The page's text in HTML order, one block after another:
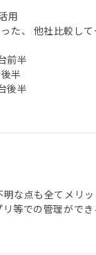
用
た、 他社比較し
前半
半
後半
な点も全てメリ
等での管理がで